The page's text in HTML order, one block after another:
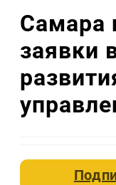
Самара
заявки